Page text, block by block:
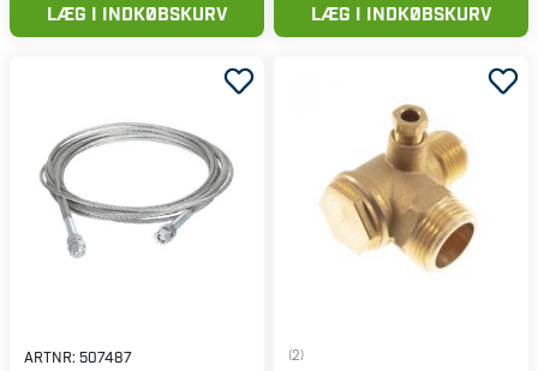
LÆG I INDKØBSKURV LÆG I INDKØBSKURV
ARTNR: 507487
(2)